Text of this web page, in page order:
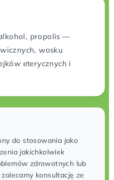
propolis —
wosku
eterycznych i
do stosowania jako
jakichkolwiek
zdrowotnych lub
konsultację ze